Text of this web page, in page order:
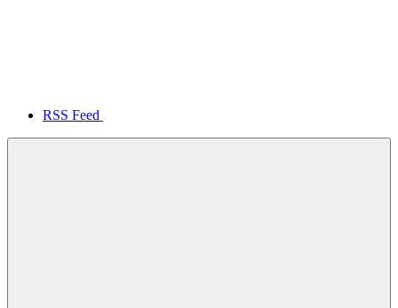
RSS Feed